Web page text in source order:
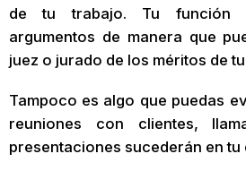
de tu trabajo. Tu función
argumentos de manera que
juez o jurado de los méritos de
Tampoco es algo que puedas
reuniones con clientes,
presentaciones sucederán en tu